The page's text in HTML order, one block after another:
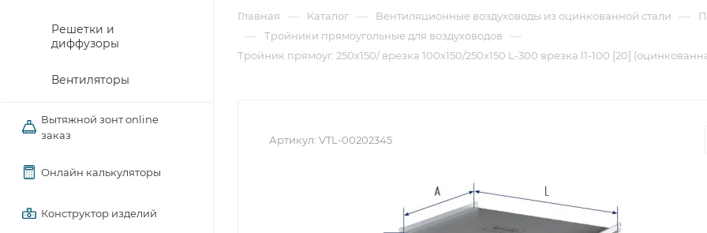
Решетки и
диффузоры
Вентиляторы
Вытяжной зонт online
заказ
Онлайн калькуляторы
Конструктор изделий
Главная — Каталог — Вентиляционные воздуховоды из оцинкованной стали —
— Тройники прямоугольные для воздуховодов —
Тройник прямоуг. 250х150/ врезка 100х150/250х150 L-300 врезка l1-100 [20]
Артикул: VTL-00202345